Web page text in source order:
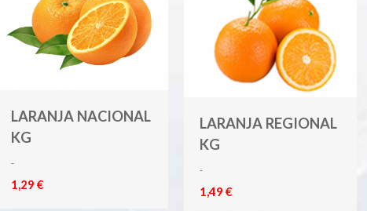
LARANJA NACIONAL
KG
-
1,29 €
LARANJA REGIONAL
KG
-
1,49 €